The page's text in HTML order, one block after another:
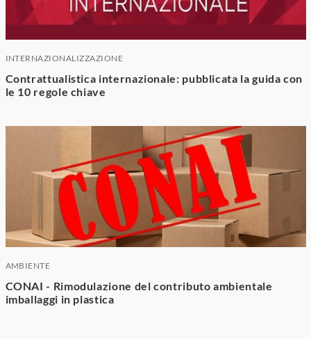
INTERNAZIONALIZZAZIONE
Contrattualistica internazionale: pubblicata la guida con
le 10 regole chiave
AMBIENTE
CONAI - Rimodulazione del contributo ambientale
imballaggi in plastica